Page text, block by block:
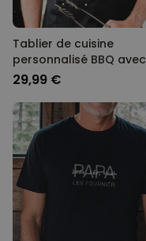
Tablier de cuisine
personnalisé BBQ avec
texte
29,99 €